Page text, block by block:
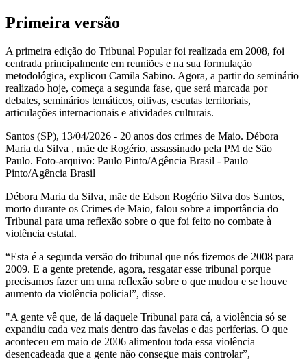
Primeira versão
A primeira edição do Tribunal Popular foi realizada em 2008, foi
centrada principalmente em reuniões e na sua formulação
metodológica, explicou Camila Sabino. Agora, a partir do seminário
realizado hoje, começa a segunda fase, que será marcada por
debates, seminários temáticos, oitivas, escutas territoriais,
articulações internacionais e atividades culturais.
Santos (SP), 13/04/2026 - 20 anos dos crimes de Maio. Débora
Maria da Silva , mãe de Rogério, assassinado pela PM de São
Paulo. Foto-arquivo: Paulo Pinto/Agência Brasil - Paulo
Pinto/Agência Brasil
Débora Maria da Silva, mãe de Edson Rogério Silva dos Santos,
morto durante os Crimes de Maio, falou sobre a importância do
Tribunal para uma reflexão sobre o que foi feito no combate à
violência estatal.
“Esta é a segunda versão do tribunal que nós fizemos de 2008 para
2009. E a gente pretende, agora, resgatar esse tribunal porque
precisamos fazer um uma reflexão sobre o que mudou e se houve
aumento da violência policial”, disse.
"A gente vê que, de lá daquele Tribunal para cá, a violência só se
expandiu cada vez mais dentro das favelas e das periferias. O que
aconteceu em maio de 2006 alimentou toda essa violência
desencadeada que a gente não consegue mais controlar”,